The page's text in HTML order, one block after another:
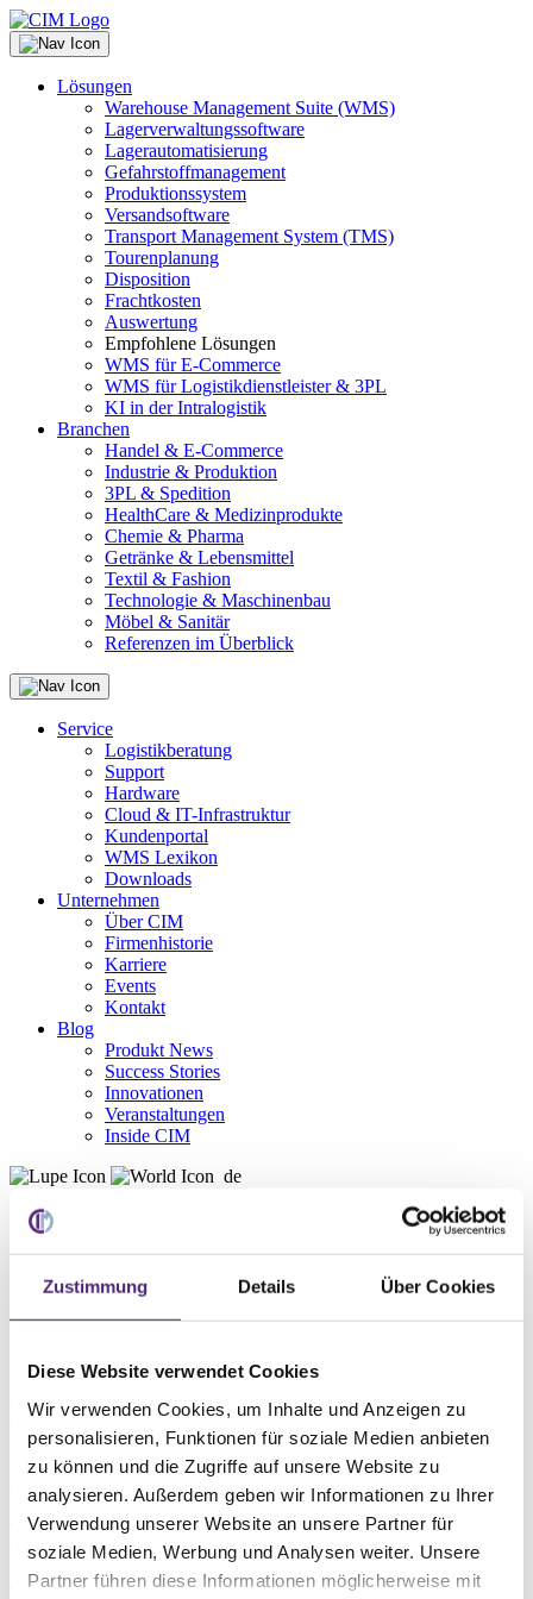
Zustimmung Details Über Cookies
Diese Website verwendet Cookies
Wir verwenden Cookies, um Inhalte und Anzeigen zu
personalisieren, Funktionen für soziale Medien anbieten
zu können und die Zugriffe auf unsere Website zu
analysieren. Außerdem geben wir Informationen zu Ihrer
Verwendung unserer Website an unsere Partner für
soziale Medien, Werbung und Analysen weiter. Unsere
Partner führen diese Informationen möglicherweise mit
Lösungen
Warehouse Management Suite (WMS)
Lagerverwaltungssoftware
Lagerautomatisierung
Gefahrstoffmanagement
Produktionssystem
Versandsoftware
Transport Management System (TMS)
Tourenplanung
Disposition
Frachtkosten
Auswertung
Empfohlene Lösungen
WMS für E-Commerce
WMS für Logistikdienstleister & 3PL
KI in der Intralogistik
Branchen
Handel & E-Commerce
Industrie & Produktion
3PL & Spedition
HealthCare & Medizinprodukte
Chemie & Pharma
Getränke & Lebensmittel
Textil & Fashion
Technologie & Maschinenbau
Möbel & Sanitär
Referenzen im Überblick
Service
Logistikberatung
Support
Hardware
Cloud & IT-Infrastruktur
Kundenportal
WMS Lexikon
Downloads
Unternehmen
Über CIM
Firmenhistorie
Karriere
Events
Kontakt
Blog
Produkt News
Success Stories
Innovationen
Veranstaltungen
Inside CIM
de
Home
Service
B
Bahnhof
Mit dem Bahnhof oder auch Versandbahnhof können Waren
(Sendungen) zum Verladen bereitgestellt, Transportmittel verwaltet
und Waren (Sendungen) auf Transportmittel verladen werden. Ein
Transportmittel kann u.a. ein LKW sein, mit dem Waren einer
bestimmten Sendung zum Kunden transportiert werden. Die WMS
Solution PROLAG Shipping verfügt über eine
Transportmittelverwaltung (Dock- und Yardmanagement) sowie eine